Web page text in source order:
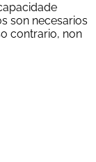
son necesarios
contrario, non